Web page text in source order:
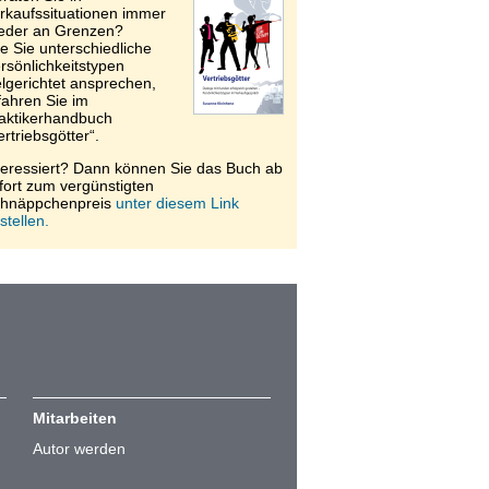
immer
an Grenzen?
Sie unterschiedliche
ansprechen,
Sie im
Dann können Sie das Buch ab
zum vergünstigten
unter diesem Link
Mitarbeiten
Autor werden